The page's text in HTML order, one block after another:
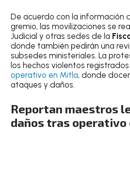
De acuerdo con la información
gremio, las movilizaciones se
Judicial y otras sedes de la
donde también pedirán una
subsedes ministeriales. La
los hechos violentos
operativo en Mitla, donde
ataques y daños.
Reportan maestros
daños tras